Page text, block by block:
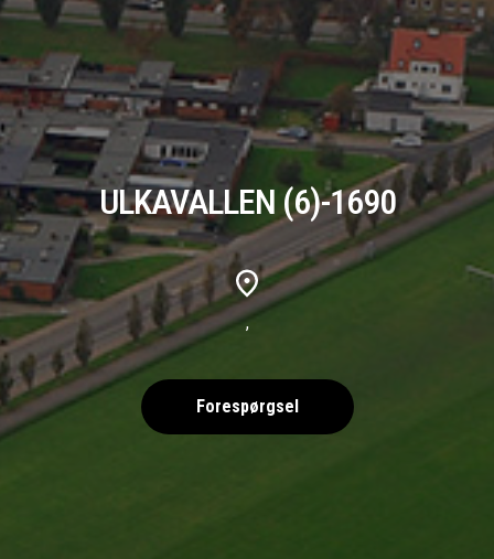
ULKAVALLEN (6)-1690
,
Forespørgsel